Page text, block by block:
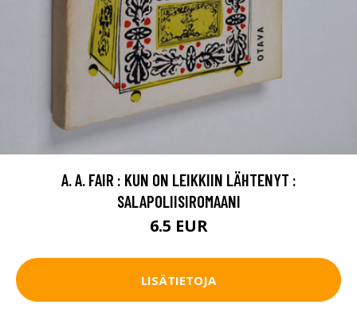
A. A. FAIR : KUN ON LEIKKIIN LÄHTENYT :
SALAPOLIISIROMAANI
6.5 EUR
LISÄTIETOJA